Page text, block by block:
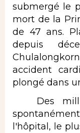
submergé le
mort de la
de 47 ans.
depuis
accident
plongé dans
Des
l'hôpital, le